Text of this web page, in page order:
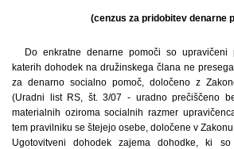
(cenzus za pridobitev denarne
Do enkratne denarne pomoči so upravičeni
katerih dohodek na družinskega člana ne
za denarno socialno pomoč, določeno z
(Uradni list RS, št. 3/07 - uradno prečiščeno
materialnih oziroma socialnih razmer
tem pravilniku se štejejo osebe, določene v
Ugotovitveni dohodek zajema dohodke, ki